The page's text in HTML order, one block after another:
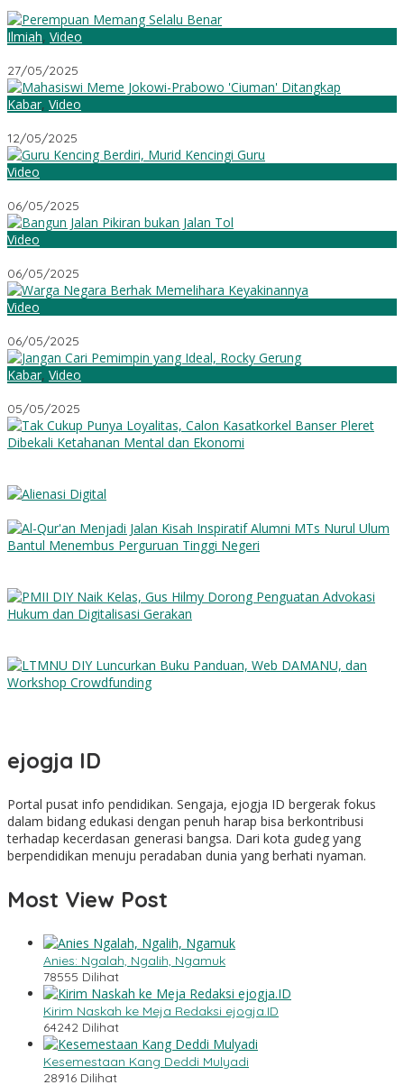
Ilmiah, Video
27/05/2025
Kabar, Video
12/05/2025
Video
06/05/2025
Video
06/05/2025
Video
06/05/2025
Kabar, Video
05/05/2025
ejogja ID
Portal pusat info pendidikan. Sengaja, ejogja ID bergerak fokus
dalam bidang edukasi dengan penuh harap bisa berkontribusi
terhadap kecerdasan generasi bangsa. Dari kota gudeg yang
berpendidikan menuju peradaban dunia yang berhati nyaman.
Most View Post
Anies: Ngalah, Ngalih, Ngamuk
78555 Dilihat
Kirim Naskah ke Meja Redaksi ejogja.ID
64242 Dilihat
Kesemestaan Kang Deddi Mulyadi
28916 Dilihat